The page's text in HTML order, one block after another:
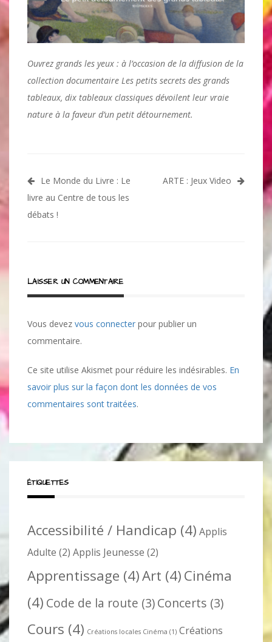
Ouvrez grands les yeux : à l’occasion de la diffusion de la
collection documentaire Les petits secrets des grands
tableaux, dix tableaux classiques dévoilent leur vraie
nature à la faveur d’un petit détournement.
Navigation
de
l’article
Le Monde du Livre : Le
livre au Centre de tous les
débats !
ARTE : Jeux Video
LAISSER UN COMMENTAIRE
Vous devez vous connecter pour publier un
commentaire.
Ce site utilise Akismet pour réduire les indésirables. En
savoir plus sur la façon dont les données de vos
commentaires sont traitées.
ÉTIQUETTES
Accessibilité / Handicap (4) Applis
Adulte (2) Applis Jeunesse (2)
Apprentissage (4)Art (4) Cinéma
(4) Code de la route (3)Concerts (3)
Cours (4) Créations locales Cinéma (1) Créations